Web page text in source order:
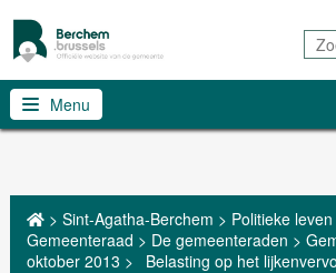
Menu
> Sint-Agatha-Berchem > Politieke leven
Gemeenteraad > De gemeenteraden >
oktober 2013 > Belasting op het